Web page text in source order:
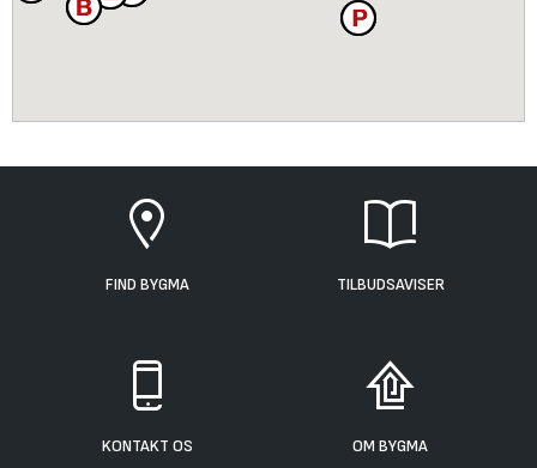
FIND BYGMA TILBUDSAVISER
KONTAKT OS OM BYGMA